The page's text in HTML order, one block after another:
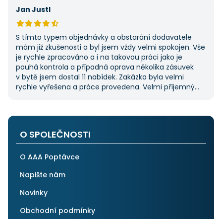
i ostatním.
Jan Justl
S tímto typem objednávky a obstarání dodavatele
mám již zkušenosti a byl jsem vždy velmi spokojen. Vše
je rychle zpracováno a i na takovou práci jako je
pouhá kontrola a případná oprava několika zásuvek
v bytě jsem dostal 11 nabídek. Zakázka byla velmi
rychle vyřešena a práce provedena. Velmi příjemný
po všech stránkách plně spolehnout.
O SPOLEČNOSTI
O AAA Poptávce
Napište nám
Novinky
Obchodní podmínky